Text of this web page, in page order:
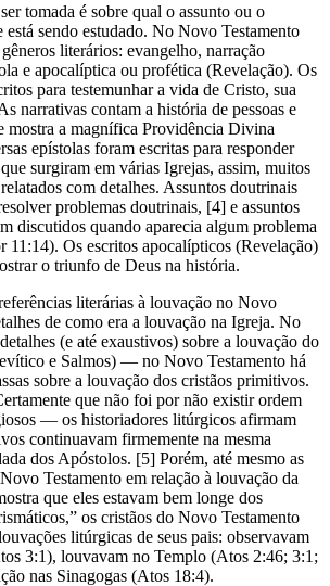
tomada é sobre qual o assunto ou o
sendo estudado. No Novo Testamento
literários: evangelho, narração
e apocalíptica ou profética (Revelação). Os
para testemunhar a vida de Cristo, sua
narrativas contam a história de pessoas e
mostra a magnífica Providência Divina
epístolas foram escritas para responder
surgiram em várias Igrejas, assim, muitos
com detalhes. Assuntos doutrinais
problemas doutrinais, [4] e assuntos
discutidos quando aparecia algum problema
11:14). Os escritos apocalípticos (Revelação)
o triunfo de Deus na história.
literárias à louvação no Novo
de como era a louvação na Igreja. No
(e até exaustivos) sobre a louvação do
e Salmos) — no Novo Testamento há
sobre a louvação dos cristãos primitivos.
que não foi por não existir ordem
— os historiadores litúrgicos afirmam
continuavam firmemente na mesma
dos Apóstolos. [5] Porém, até mesmo as
Testamento em relação à louvação da
que eles estavam bem longe dos
os cristãos do Novo Testamento
litúrgicas de seus pais: observavam
3:1), louvavam no Templo (Atos 2:46; 3:1;
nas Sinagogas (Atos 18:4).